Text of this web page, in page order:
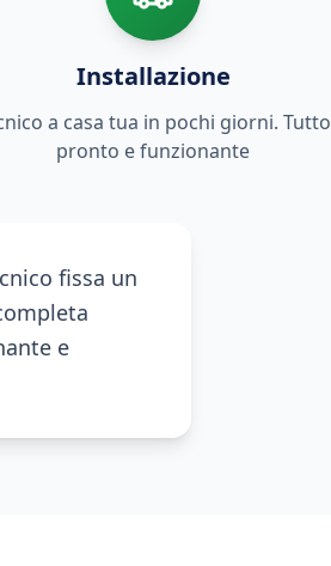
Installazione
a casa tua in pochi giorni. Tutto
pronto e funzionante
fissa un
e